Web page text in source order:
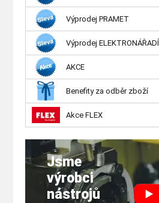
Výprodej PRAMET
Výprodej ELEKTRONÁŘADÍ
AKCE
Benefity za odběr zboží
Akce FLEX
Jsme
výrobci
nástrojů